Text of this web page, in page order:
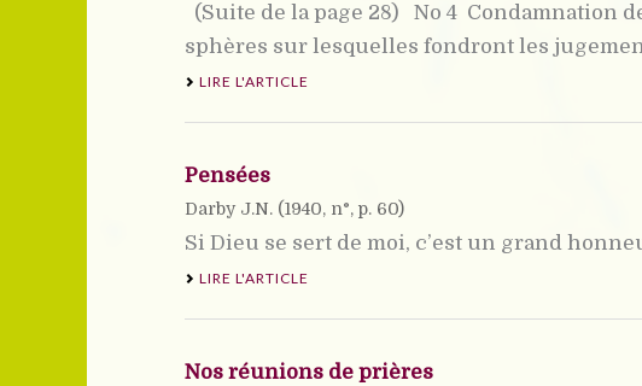
(Suite de la page 28) No 4 
sphères sur lesquelles fondront les
LIRE L'ARTICLE
Pensées
Darby J.N. (1940, n°, p. 60)
Si Dieu se sert de moi, c’est un grand
LIRE L'ARTICLE
Nos réunions de prières